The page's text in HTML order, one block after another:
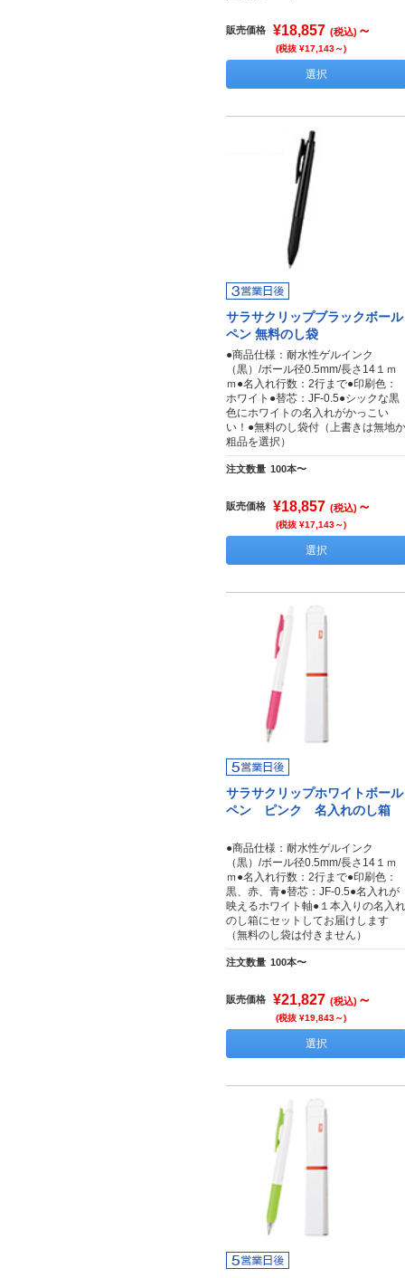
販売価格 ¥18,857 (税込) ～
(税抜 ¥17,143～)
選択
サラサクリップブラックボール
ペン 無料のし袋
●商品仕様：耐水性ゲルインク
（黒）/ボール径0.5mm/長さ14１ｍ
ｍ●名入れ行数：2行まで●印刷色：
ホワイト●替芯：JF-0.5●シックな黒
色にホワイトの名入れがかっこい
い！●無料のし袋付（上書きは無地か
粗品を選択）
注文数量 100本〜
販売価格 ¥18,857 (税込) ～
(税抜 ¥17,143～)
選択
サラサクリップホワイトボール
ペン ピンク 名入れのし箱
●商品仕様：耐水性ゲルインク
（黒）/ボール径0.5mm/長さ14１ｍ
ｍ●名入れ行数：2行まで●印刷色：
黒、赤、青●替芯：JF-0.5●名入れが
映えるホワイト軸●１本入りの名入れ
のし箱にセットしてお届けします
（無料のし袋は付きません）
注文数量 100本〜
販売価格 ¥21,827 (税込) ～
(税抜 ¥19,843～)
選択